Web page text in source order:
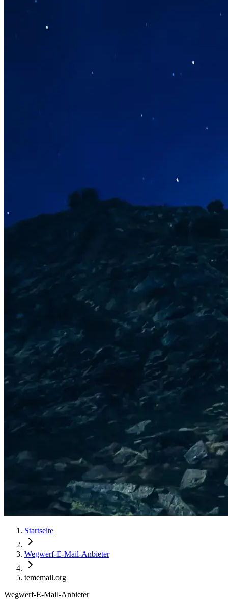
Startseite
Wegwerf-E-Mail-Anbieter
tememail.org
Wegwerf-E-Mail-Anbieter